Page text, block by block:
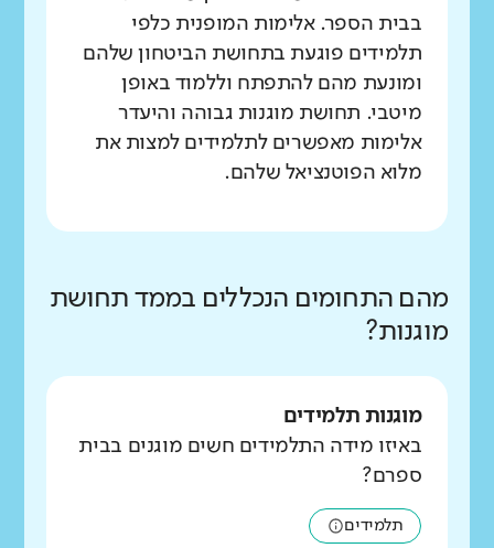
בבית הספר. אלימות המופנית כלפי
תלמידים פוגעת בתחושת הביטחון שלהם
ומונעת מהם להתפתח וללמוד באופן
מיטבי. תחושת מוגנות גבוהה והיעדר
אלימות מאפשרים לתלמידים למצות את
מלוא הפוטנציאל שלהם.
מהם התחומים הנכללים בממד תחושת
מוגנות?
מוגנות תלמידים
באיזו מידה התלמידים חשים מוגנים בבית
ספרם?
תלמידים